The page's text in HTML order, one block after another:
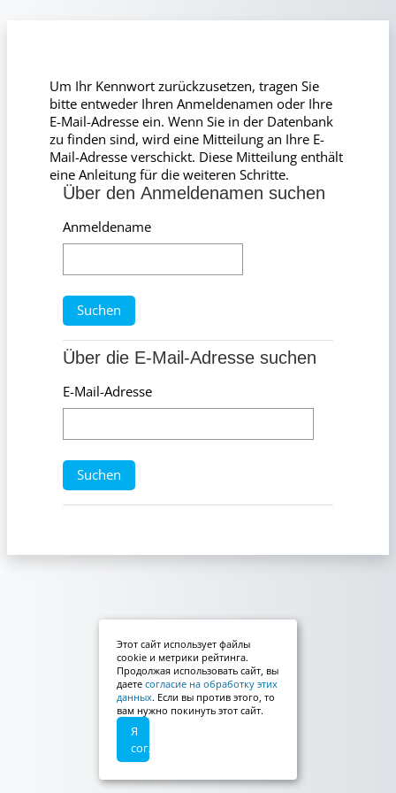
Um Ihr Kennwort zurückzusetzen, tragen Sie
bitte entweder Ihren Anmeldenamen oder Ihre
E-Mail-Adresse ein. Wenn Sie in der Datenbank
zu finden sind, wird eine Mitteilung an Ihre E-
Mail-Adresse verschickt. Diese Mitteilung enthält
eine Anleitung für die weiteren Schritte.
Über den Anmeldenamen suchen
Über den Anmeldenamen suchen
Anmeldename
Über die E-Mail-Adresse suchen
Über die E-Mail-Adresse suchen
E-Mail-Adresse
Этот сайт использует файлы
cookie и метрики рейтинга.
Продолжая использовать сайт, вы
даете согласие на обработку этих
данных. Если вы против этого, то
вам нужно покинуть этот сайт.
Я
согласен